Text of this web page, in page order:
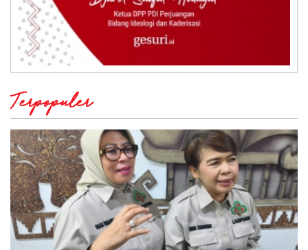
Terpopuler